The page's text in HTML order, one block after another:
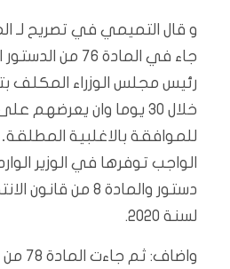
و قال التميمي في تصريح لـ
جاء في المادة 76
رئيس مجلس الوزراء المكلف
خلال 30 يوما وان
للموافقة بالاغلبية
لسنة 2020.